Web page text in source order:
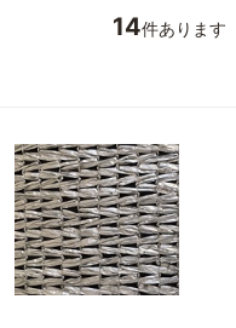
14件あります